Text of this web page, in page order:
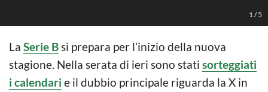
1 /5
La Serie Bsi prepara per l’inizio della nuova
stagione. Nella serata di ieri sono stati sorteggiati
i calendari e il dubbio principale riguarda la X in